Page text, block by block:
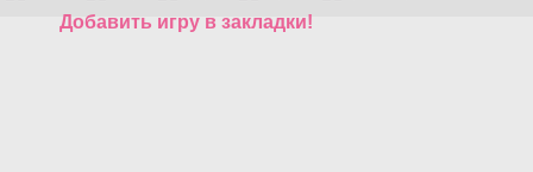
Добавить игру в закладки!